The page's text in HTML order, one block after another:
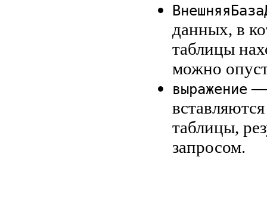
данных, в
таблицы
можно
выражение —
таблицы,
запросом.